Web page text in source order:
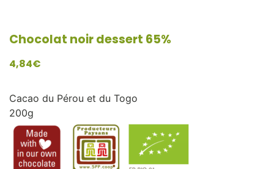
Chocolat noir dessert 65%
4,84€
Cacao du Pérou et du Togo
200g